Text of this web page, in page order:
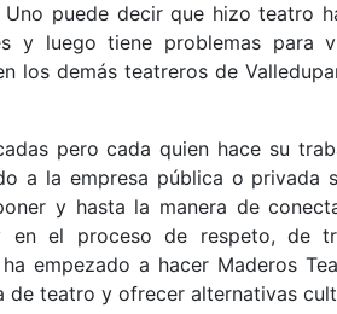
puede decir que hizo teatro
y luego tiene problemas para
los demás teatreros de
pero cada quien hace su
a la empresa pública o privada
y hasta la manera de
el proceso de respeto, de
empezado a hacer Maderos
de teatro y ofrecer alternativas